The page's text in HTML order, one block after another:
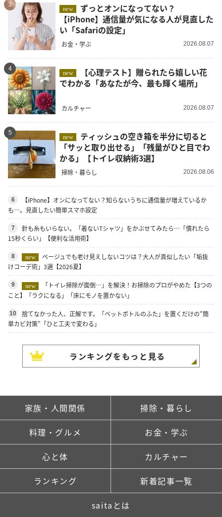
3
new
【iPhone】通信量が気になる人が見直した
い「Safariの設定」
お金・学ぶ 2026.08.07
4
new
でわかる「あなたが今、最も輝く場所」
カルチャー 2026.08.07
5
new
「サッと取り出せる」「残量がひと目でわ
かる」【トイレ収納術3選】
掃除・暮らし 2026.08.06
6
【iPhone】オンになってない？知らないうちに通信量が増えているか
も…。見直したい簡単スマホ設定
7
針も糸もいらない。「着ないTシャツ」をかぶせてみたら…「慣れたら
15秒くらい」【便利な活用術】
8 new
ベージュでも老け見えしないコツは？大人が真似したい「垢抜
けコーデ術」3選【2026夏】
9 new
「トイレ掃除が面倒…」を解決！お掃除のプロがやめた【3つの
こと】「ラクになる」「床にモノを置かない」
10
捨てなかった人、正解です。「ペットボトルのふた」を置くだけの"簡
単カビ対策"「ひと工夫で変わる」
ランキングをもっと見る
家族・人間関係 掃除・暮らし
料理・グルメ お金・学ぶ
心と体 カルチャー
ランキング 新着記事一覧
saitaとは